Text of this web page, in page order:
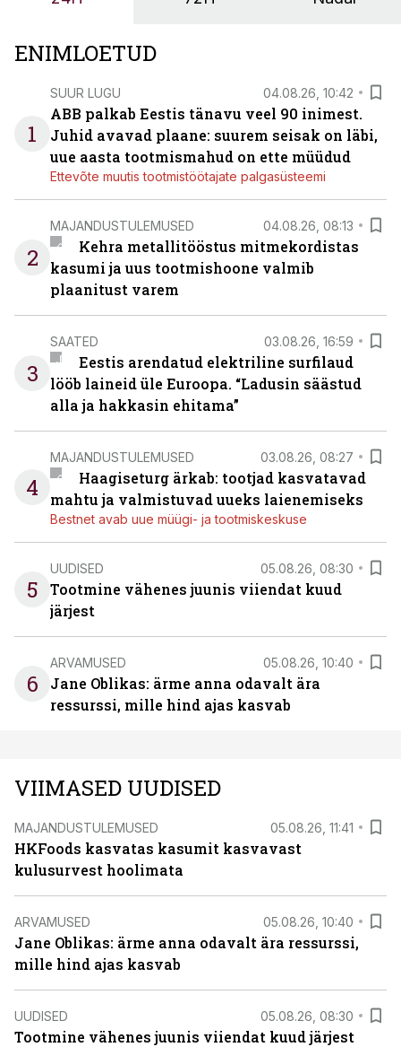
ENIMLOETUD
1
SUUR LUGU 04.08.26, 10:42
ABB palkab Eestis tänavu veel 90 inimest.
Juhid avavad plaane: suurem seisak on läbi,
uue aasta tootmismahud on ette müüdud
Ettevõte muutis tootmistöötajate palgasüsteemi
2
MAJANDUSTULEMUSED 04.08.26, 08:13
Kehra metallitööstus mitmekordistas
kasumi ja uus tootmishoone valmib
plaanitust varem
3
SAATED 03.08.26, 16:59
Eestis arendatud elektriline surfilaud
lööb laineid üle Euroopa. “Ladusin säästud
alla ja hakkasin ehitama”
4
MAJANDUSTULEMUSED 03.08.26, 08:27
Haagiseturg ärkab: tootjad kasvatavad
mahtu ja valmistuvad uueks laienemiseks
Bestnet avab uue müügi- ja tootmiskeskuse
5
UUDISED 05.08.26, 08:30
Tootmine vähenes juunis viiendat kuud
järjest
6
ARVAMUSED 05.08.26, 10:40
Jane Oblikas: ärme anna odavalt ära
ressurssi, mille hind ajas kasvab
VIIMASED UUDISED
MAJANDUSTULEMUSED 05.08.26, 11:41
HKFoods kasvatas kasumit kasvavast
kulusurvest hoolimata
ARVAMUSED 05.08.26, 10:40
Jane Oblikas: ärme anna odavalt ära ressurssi,
mille hind ajas kasvab
UUDISED 05.08.26, 08:30
Tootmine vähenes juunis viiendat kuud järjest